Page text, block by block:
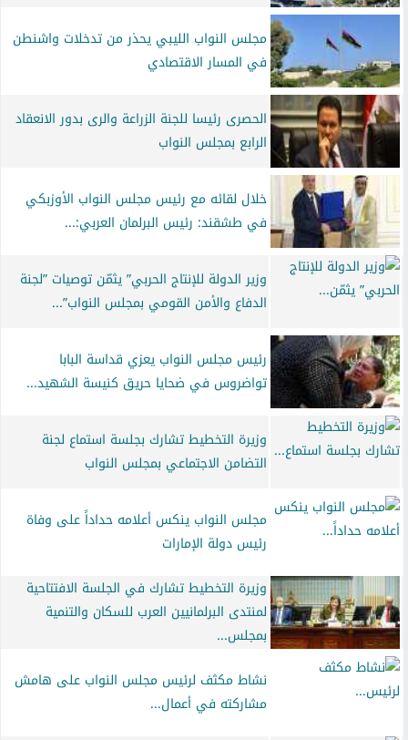
مجلس النواب الليبي يحذر من تدخلات واشنطن
في المسار الاقتصادي
الحصرى رئيسا للجنة الزراعة والرى بدور الانعقاد
الرابع بمجلس النواب
خلال لقائه مع رئيس مجلس النواب الأوزبكي
في طشقند: رئيس البرلمان العربي:...
وزير الدولة للإنتاج الحربي” يثمّن توصيات ”لجنة
الدفاع والأمن القومي بمجلس النواب”...
رئيس مجلس النواب يعزي قداسة البابا
تواضروس في ضحايا حريق كنيسة الشهيد...
وزيرة التخطيط تشارك بجلسة استماع لجنة
التضامن الاجتماعي بمجلس النواب
مجلس النواب ينكس أعلامه حداداً على وفاة
رئيس دولة الإمارات
وزيرة التخطيط تشارك في الجلسة الافتتاحية
لمنتدى البرلمانيين العرب للسكان والتنمية
بمجلس...
نشاط مكثف لرئيس مجلس النواب على هامش
مشاركته في أعمال...